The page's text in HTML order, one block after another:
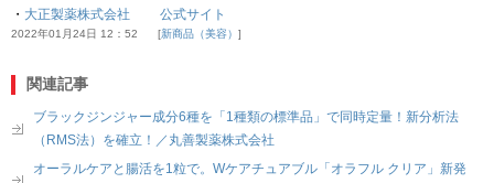
・ 大正製薬株式会社 公式サイト
2022年01月24日 12：52 新商品（美容）
関連記事
ブラックジンジャー成分6種を「1種類の標準品」で同時定量！新分析法
（RMS法）を確立！／丸善製薬株式会社
オーラルケアと腸活を1粒で。Wケアチュアブル「オラフル クリア」新発